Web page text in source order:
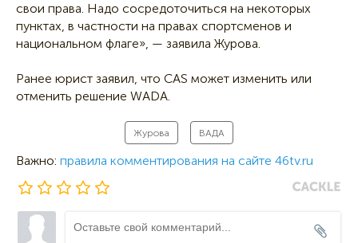
свои права. Надо сосредоточиться на некоторых
пунктах, в частности на правах спортсменов и
национальном флаге», — заявила Журова.
Ранее юрист заявил, что CAS может изменить или
отменить решение WADA.
Журова ВАДА
Важно: правила комментирования на сайте 46tv.ru